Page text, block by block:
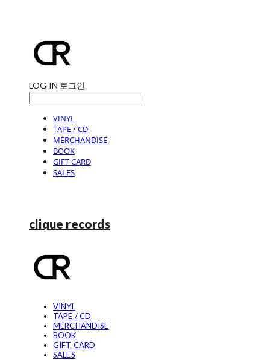
LOG IN 로그인
VINYL
TAPE / CD
MERCHANDISE
BOOK
GIFT CARD
SALES
clique records
VINYL
TAPE / CD
MERCHANDISE
BOOK
GIFT CARD
SALES